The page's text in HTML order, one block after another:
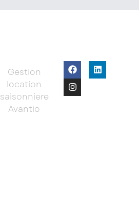
Gestion
location
saisonniere
Avantio